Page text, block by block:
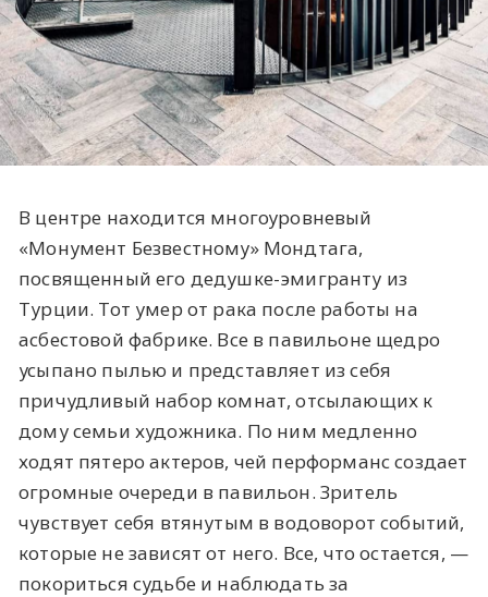
В центре находится многоуровневый
«Монумент Безвестному» Мондтага,
посвященный его дедушке-эмигранту из
Турции. Тот умер от рака после работы на
асбестовой фабрике. Все в павильоне щедро
усыпано пылью и представляет из себя
причудливый набор комнат, отсылающих к
дому семьи художника. По ним медленно
ходят пятеро актеров, чей перформанс создает
огромные очереди в павильон. Зритель
чувствует себя втянутым в водоворот событий,
которые не зависят от него. Все, что остается, —
покориться судьбе и наблюдать за